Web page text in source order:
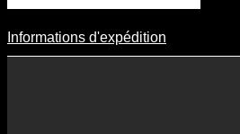
Informations D'expédition
Informations d'expédition